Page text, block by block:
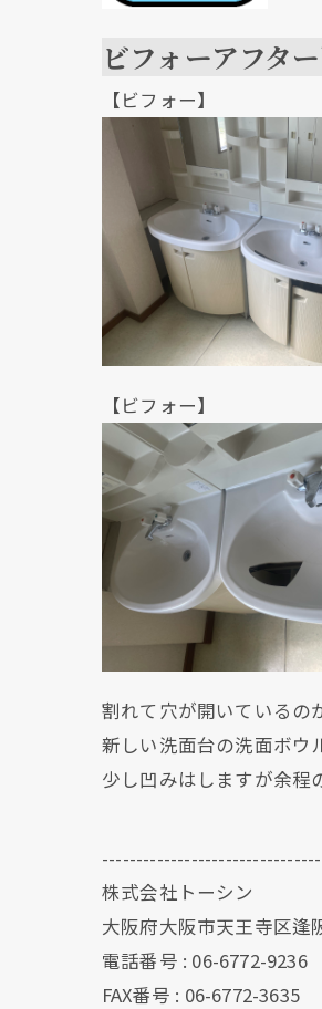
ビフォーアフタ
【ビフォー
【ビフォー
割れて穴が開いているの
新しい洗面台の洗面ボウ
少し凹みはしますが余程
株式会社トーシン
大阪府大阪市天王寺区逢
電話番号 : 06-6772-9236
FAX番号 : 06-6772-3635